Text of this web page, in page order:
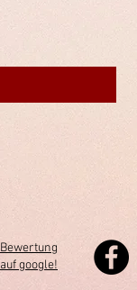
Bewertung
auf google!